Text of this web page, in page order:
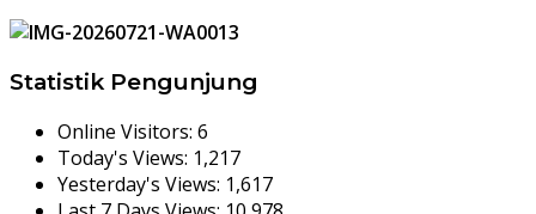
Statistik Pengunjung
Online Visitors: 6
Today's Views: 1,217
Yesterday's Views: 1,617